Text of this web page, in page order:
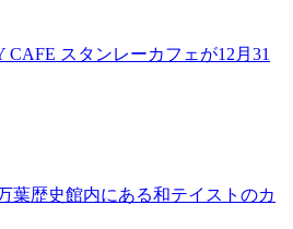
CAFE スタンレーカフェが12月31
葉歴史館内にある和テイストのカ